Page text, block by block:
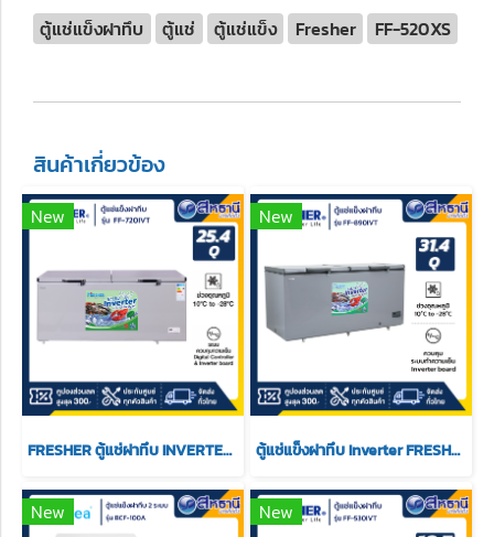
ตู้แช่แข็งฝาทึบ ตู้แช่ ตู้แช่แข็ง Fresher FF-520XS
สินค้าเกี่ยวข้อง
New
FRESHER ตู้แช่ฝาทึบ INVERTER รุ่น FF-720IVT ขนาด 25.4Q
New
ตู้แช่แข็งฝาทึบ Inverter FRESHER รุ่น FF-890IVT ขนาด(31.4Q)
New New